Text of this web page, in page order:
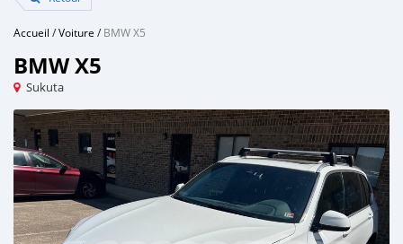
Accueil /Voiture /BMW X5
BMW X5
Sukuta